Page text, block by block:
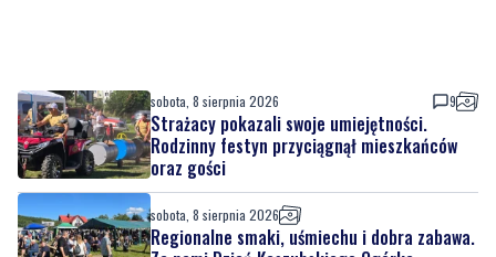
sobota, 8 sierpnia 2026 9
Strażacy pokazali swoje umiejętności.
Rodzinny festyn przyciągnął mieszkańców
oraz gości
sobota, 8 sierpnia 2026
Regionalne smaki, uśmiechu i dobra zabawa.